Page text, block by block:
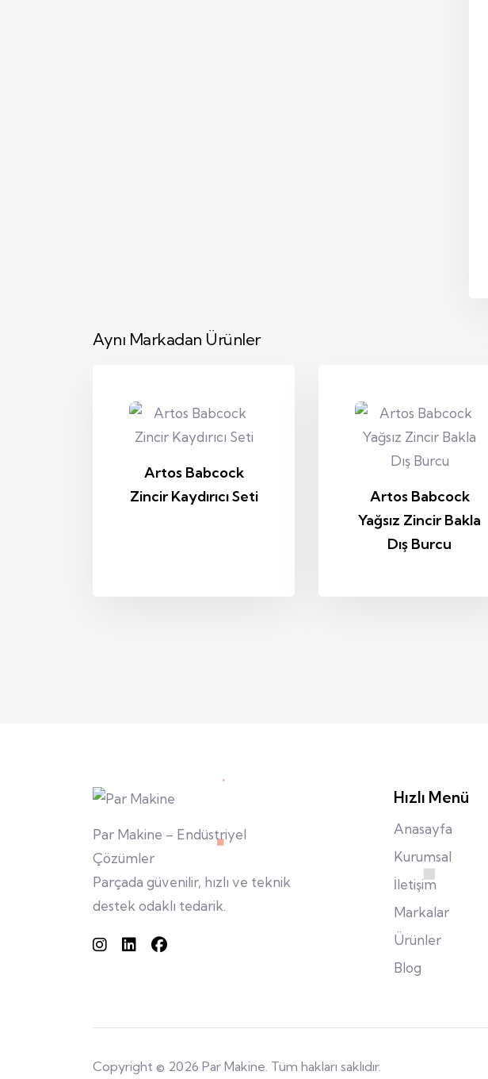
Aynı Markadan Ürünler
Artos Babcock
Zincir Kaydırıcı Seti
Artos Babcock
Yağsız Zincir Bakla
Dış Burcu
Par Makine – Endüstriyel
Çözümler
Parçada güvenilir, hızlı ve teknik
destek odaklı tedarik.
Hızlı Menü
Anasayfa
Kurumsal
İletişim
Markalar
Ürünler
Blog
Copyright © 2026 Par Makine. Tüm hakları saklıdır.